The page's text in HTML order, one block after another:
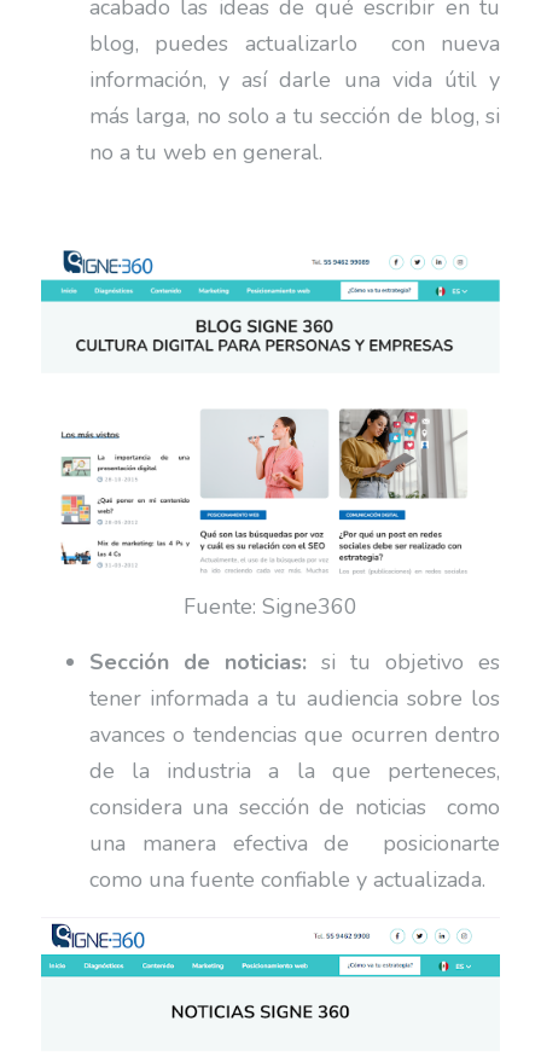
acabado las ideas de qué escribir en tu
blog, puedes actualizarlo con nueva
información, y así darle una vida útil y
más larga, no solo a tu sección de blog, si
no a tu web en general.
Fuente: Signe360
Sección de noticias:si tu objetivo es
tener informada a tu audiencia sobre los
avances o tendencias que ocurren dentro
de la industria a la que perteneces,
considera una sección de noticias como
una manera efectiva de posicionarte
como una fuente confiable y actualizada.